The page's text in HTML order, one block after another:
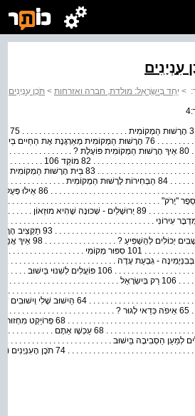
עִנְיָנִים
> יַחַד בְּיִשְׂרָאֵל: מולדת, חברה ואזרחות > תֹּכֶן עִנְיָנִים
. . . . . . . . . . . . . 76 הָרָשׁוּת הַמְקוֹמִית מְאַרְגֶנֶת אֶת
. . . . . . . . . . . . . . . . . . . . . . . . . . .
הַתוֹשָׁבִים
. . . . . . . . . . . . . . . . . . . . . . . 106
. . . . . . . . . . . . . . . . . . . . . . . . . .
. . . . . . . . . . . . . . . . . . . .